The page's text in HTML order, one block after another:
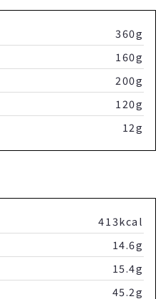
360g
160g
200g
120g
12g
413kcal
14.6g
15.4g
45.2g